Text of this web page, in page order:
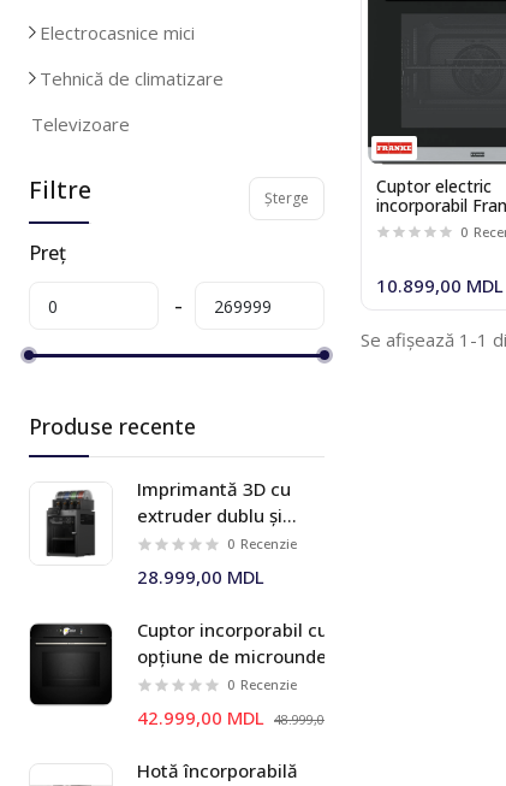
Electrocasnice mici
Tehnică de climatizare
Televizoare
sanatate
Tehnică pentru casă
electrocasnice
Tehnică audio
Produse pentru animale domestice
Gadget-uri
Sport si turism
Masini de tuns iarba
Filtre Șterge
Preț
Produse recente
Imprimantă 3D cu
extruder dublu și
sistem multi-material
AMS 2 Pro Bambu Lab
0 Recenzie
28.999,00 MDL
Cuptor incorporabil cu
opțiune de microunde
Bosch HMG778NB1 Seria I
8
0 Recenzie
42.999,00 MDL 48.999,00 MDL
Hotă încorporabilă
Cuptor electric
incorporabil
82 H XS
0
10.899,00 MDL
Se afișează 1-1